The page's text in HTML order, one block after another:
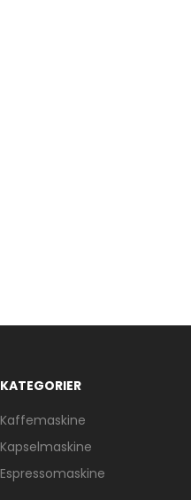
KATEGORIER
Kaffemaskine
Kapselmaskine
Espressomaskine